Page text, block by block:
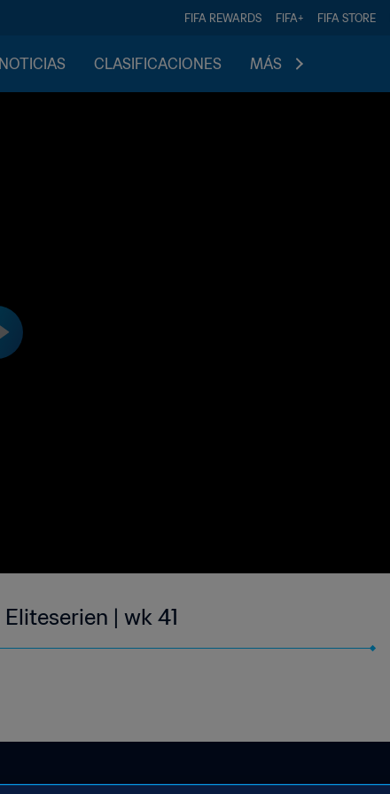
FIFA REWARDS FIFA+ FIFA STORE
NOTICIAS CLASIFICACIONES MÁS
| wk 41